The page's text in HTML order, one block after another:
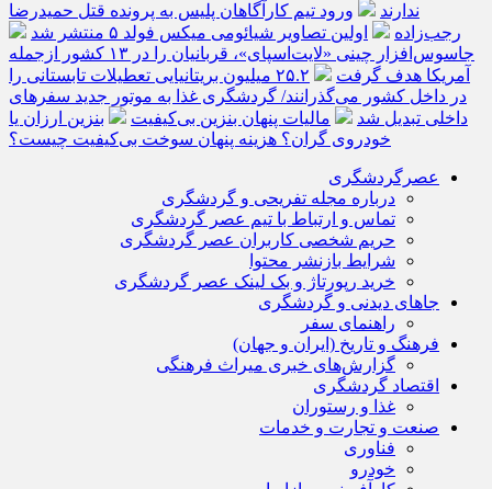
ندارند
ورود تیم کارآگاهان پلیس به پرونده قتل حمیدرضا
رجب‌زاده
اولین تصاویر شیائومی میکس فولد ۵ منتشر شد
جاسوس‌افزار چینی «لایت‌اسپای»، قربانیان را در ۱۳ کشور ازجمله
آمریکا هدف گرفت
۲۵.۲ میلیون بریتانیایی تعطیلات تابستانی را
در داخل کشور می‌گذرانند/ گردشگری غذا به موتور جدید سفرهای
داخلی تبدیل شد
مالیات پنهان بنزین بی‌کیفیت
بنزین ارزان یا
خودروی گران؟ هزینه پنهان سوخت بی‌کیفیت چیست؟
عصرگردشگری
درباره مجله تفریحی و گردشگری
تماس و ارتباط با تیم عصر گردشگری
حریم شخصی کاربران عصر گردشگری
شرایط بازنشر محتوا
خرید رپورتاژ و بک لینک عصر گردشگری
جاهای دیدنی و گردشگری
راهنمای سفر
فرهنگ و تاریخ (ایران و جهان)
گزارش‌های خبری میراث فرهنگی
اقتصاد گردشگری
غذا و رستوران
صنعت و تجارت و خدمات
فناوری
خودرو